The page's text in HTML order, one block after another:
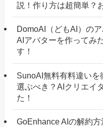
説！作り方は超簡単？
DomoAI（どもAI）の
AIアバターを作ってみ
す！
SunoAI無料有料違い
選ぶべき？AIクリエイ
た！
GoEnhance AIの解約